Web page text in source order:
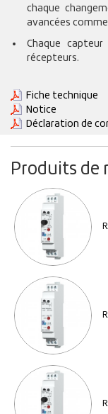
chaque
avancées
Chaque
récepteurs.
Fiche technique
Notice
Déclaration de
Produits de